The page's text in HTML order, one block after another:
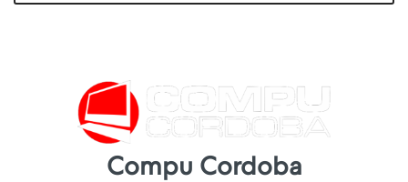
Compu Cordoba